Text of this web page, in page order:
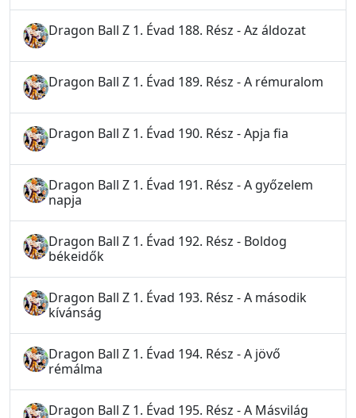
Dragon Ball Z 1. Évad 188. Rész - Az áldozat
Dragon Ball Z 1. Évad 189. Rész - A rémuralom
Dragon Ball Z 1. Évad 190. Rész - Apja fia
Dragon Ball Z 1. Évad 191. Rész - A győzelem
napja
Dragon Ball Z 1. Évad 192. Rész - Boldog
békeidők
Dragon Ball Z 1. Évad 193. Rész - A második
kívánság
Dragon Ball Z 1. Évad 194. Rész - A jövő
rémálma
Dragon Ball Z 1. Évad 195. Rész - A Másvilág